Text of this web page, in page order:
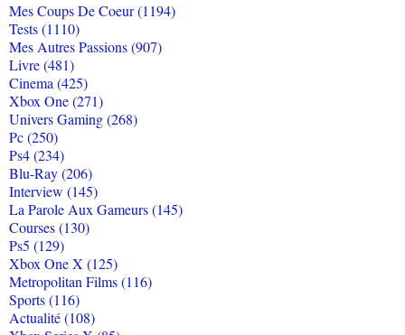
Mes Coups De Coeur (1194)
Tests (1110)
Mes Autres Passions (907)
Livre (481)
Cinema (425)
Xbox One (271)
Univers Gaming (268)
Pc (250)
Ps4 (234)
Blu-Ray (206)
Interview (145)
La Parole Aux Gameurs (145)
Courses (130)
Ps5 (129)
Xbox One X (125)
Metropolitan Films (116)
Sports (116)
Actualité (108)